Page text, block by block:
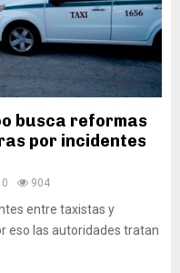
busca reformas
por incidentes
0 904
entre taxistas y
eso las autoridades tratan